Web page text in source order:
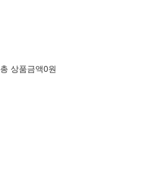
총 상품금액0원